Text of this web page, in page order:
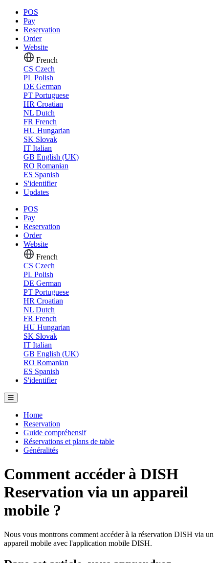
POS
Pay
Reservation
Order
Website
French
CS Czech
PL Polish
DE German
PT Portuguese
HR Croatian
NL Dutch
FR French
HU Hungarian
SK Slovak
IT Italian
GB English (UK)
RO Romanian
ES Spanish
S'identifier
Updates
POS
Pay
Reservation
Order
Website
French
CS Czech
PL Polish
DE German
PT Portuguese
HR Croatian
NL Dutch
FR French
HU Hungarian
SK Slovak
IT Italian
GB English (UK)
RO Romanian
ES Spanish
S'identifier
Home
Reservation
Guide compréhensif
Réservations et plans de table
Généralités
Comment accéder à DISH
Reservation via un appareil
mobile ?
Nous vous montrons comment accéder à la réservation DISH via un
appareil mobile avec l'application mobile DISH.